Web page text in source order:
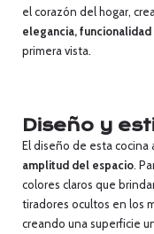
el corazón del hogar,
elegancia,
primera vista.
Diseño y
El diseño de esta cocina
amplitud del espacio.
colores claros que
tiradores ocultos en los
creando una superficie